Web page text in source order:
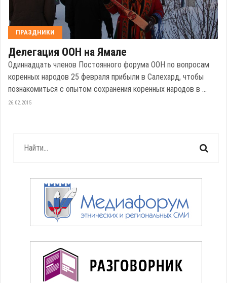
ПРАЗДНИКИ
Делегация ООН на Ямале
Одиннадцать членов Постоянного форума ООН по вопросам
коренных народов 25 февраля прибыли в Салехард, чтобы
познакомиться с опытом сохранения коренных народов в ...
26.02.2015